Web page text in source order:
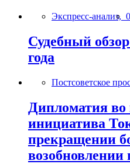
Экспресс-анализ,
Судебный
года
Постсоветское
Дипломатия
инициатива
прекращении
возобновлении